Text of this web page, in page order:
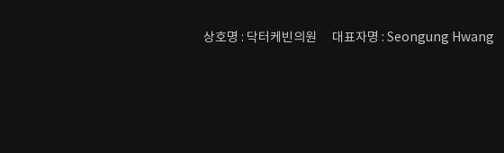
상호명 : 닥터케빈의원
대표자명 : Seongung Hwang